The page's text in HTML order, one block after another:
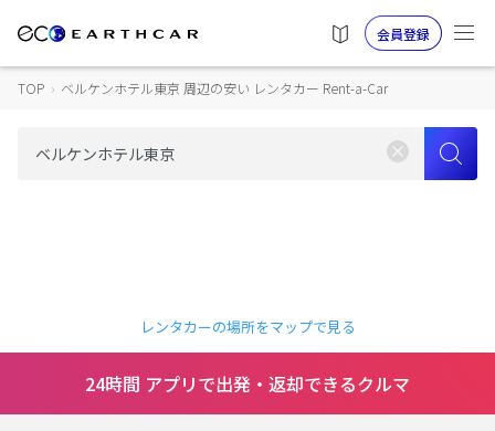
会員登録
TOP › ベルケンホテル東京 周辺の安い レンタカー Rent-a-Car
レンタカーの場所をマップで見る
24時間 アプリで出発・返却できるクルマ